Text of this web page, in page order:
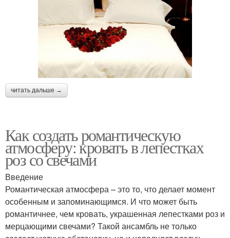
читать дальше →
Как создать романтическую
атмосферу: кровать в лепестках
роз со свечами
Введение
Романтическая атмосфера – это то, что делает момент
особенным и запоминающимся. И что может быть
романтичнее, чем кровать, украшенная лепестками роз и
мерцающими свечами? Такой ансамбль не только